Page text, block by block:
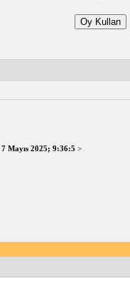
Oy Kullan
7 Mayıs 2025; 9:36:5 >